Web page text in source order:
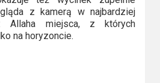
z kamerą w najbardziej
Allaha miejsca, z których
na horyzoncie.